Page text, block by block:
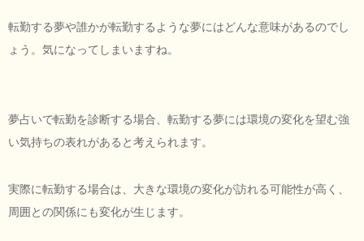
転勤する夢や誰かが転勤するような夢にはどんな意味があるのでし
ょう。気になってしまいますね。
夢占いで転勤を診断する場合、転勤する夢には環境の変化を望む強
い気持ちの表れがあると考えられます。
実際に転勤する場合は、大きな環境の変化が訪れる可能性が高く、
周囲との関係にも変化が生じます。